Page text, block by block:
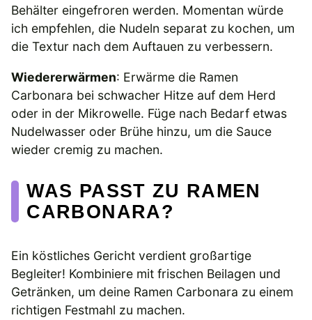
Behälter eingefroren werden. Momentan würde
ich empfehlen, die Nudeln separat zu kochen, um
die Textur nach dem Auftauen zu verbessern.
Wiedererwärmen: Erwärme die Ramen
Carbonara bei schwacher Hitze auf dem Herd
oder in der Mikrowelle. Füge nach Bedarf etwas
Nudelwasser oder Brühe hinzu, um die Sauce
wieder cremig zu machen.
WAS PASST ZU RAMEN
CARBONARA?
Ein köstliches Gericht verdient großartige
Begleiter! Kombiniere mit frischen Beilagen und
Getränken, um deine Ramen Carbonara zu einem
richtigen Festmahl zu machen.